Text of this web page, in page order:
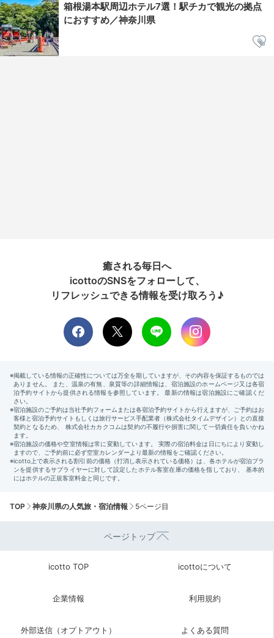
箱根湯本駅周辺ホテル7選！駅チカで観光の拠点
におすすめ／神奈川県
癒される毎日へ
icottoのSNSをフォローして、
リフレッシュできる情報を受け取ろう♪
TOP 神奈川県の人気旅・宿泊情報 5ページ目
ページトップ
icotto TOP icottoについて
企業情報 利用規約
外部送信（オプトアウト） よくある質問